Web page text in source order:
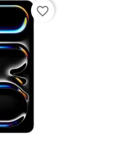
favorite_border